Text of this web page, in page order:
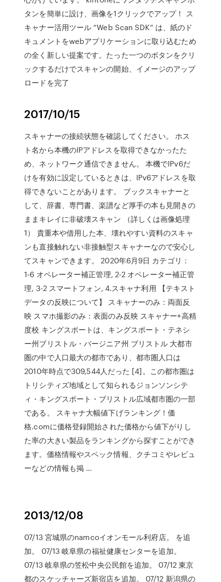
タンを簡単に設け、画像を1クリックでアップ！ ス
キャナー活用ツール “Web Scan SDK” は、紙のド
キュメントをwebアプリケーションに取り込むため
の全く新しい提案です。たった一つのボタンをクリ
ックするだけでスキャンの開始、イメージのアップ
ロードを完了
2017/10/15
スキャナーの接続状態を確認してください。 ホス
ト名から本機のIPアドレスを取得できなかったた
め、ネットワーク通信できません。 本機でIPv6だ
けを有効に設定しているときは、IPv6アドレスを取
得できないことがあります。 ブックスキャナーと
して、辞書、専門書、楽譜など厚手の本も見開きの
ままキレイに非破壊スキャン （詳しくは画像処理
1） 貴重本や借用した本、壊れやすい資料のスキャ
ンも直接触れない非接触型スキャナーなので安心し
てスキャンできます。 2020年6月9日 カテゴリ：
1-6 オペレーター補正管理, 2-2 オペレーター補正管
理, 3-2 スマートフォン, 4.スキャナ利用 【テキスト
データの反映について】 スキャナーのみ：両面反
映 スマホ撮影のみ：表面のみ反映 スキャナー+高精
度校 キングスポートは、キングスポート・テネシ
ー州ブリストル・バージニア州 ブリストル 大都市
圏の中で人口最大の都市であり、都市圏人口は
2010年時点で309,544人だった [4]。この都市圏は
トリシティズ地域として知られるジョンソンシテ
ィ・キングスポート・ブリストル広域都市圏の一部
である。 スキャナ大幅値下げランキング！価
格.comに価格登録開始された価格から値下がりし
た率の大きい製品をランキングから探すことができ
ます。価格情報やスペック情報、クチコミやレビュ
ーなどの情報も掲 …
2013/12/08
07/13 宮城県のnamcoイオンモール利府店。 を追
加。 07/13 岐阜県の福祉健康センターを追加。
07/13 岐阜県の笠松中央公民館を追加。 07/12 東京
都のスケッチャーズ新宿店を追加。 07/12 新潟県の